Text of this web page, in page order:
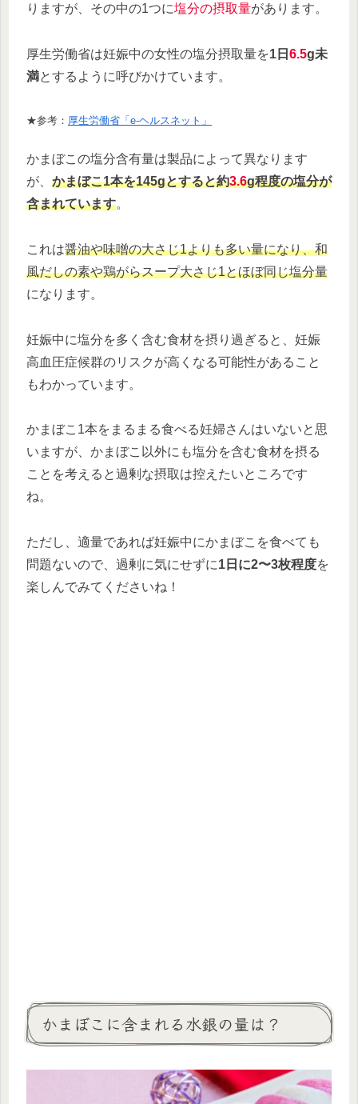
りますが、その中の1つに塩分の摂取量があります。
厚生労働省は妊娠中の女性の塩分摂取量を1日 6.5g未
満とするように呼びかけています。
★参考： 厚生労働省「e-ヘルスネット」
かまぼこの塩分含有量は製品によって異なります
が、 かまぼこ1本を145gとすると約3.6g程度の塩分が
含まれています。
これは醤油や味噌の大さじ1よりも多い量になり、和
風だしの素や鶏がらスープ大さじ1とほぼ同じ塩分量
になります。
妊娠中に塩分を多く含む食材を摂り過ぎると、妊娠
高血圧症候群のリスクが高くなる可能性があること
もわかっています。
かまぼこ1本をまるまる食べる妊婦さんはいないと思
いますが、かまぼこ以外にも塩分を含む食材を摂る
ことを考えると過剰な摂取は控えたいところです
ね。
ただし、適量であれば妊娠中にかまぼこを食べても
問題ないので、過剰に気にせずに1日に2〜3枚程度を
楽しんでみてくださいね！
かまぼこに含まれる水銀の量は？